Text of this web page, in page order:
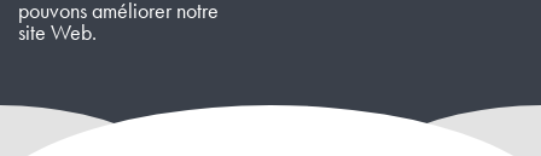
pouvons améliorer notre
site Web.